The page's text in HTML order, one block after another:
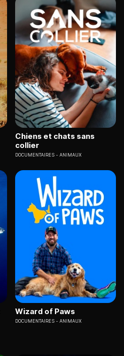
Chiens et chats sans
collier
DOCUMENTAIRES ANIMAUX
Wizard of Paws
DOCUMENTAIRES ANIMAUX